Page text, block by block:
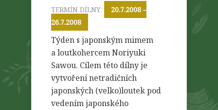
TERMÍN DÍLNY:
20.7.2008 –
26.7.2008
Týden s japonským mimem
a loutkohercem Noriyuki
Sawou. Cílem této dílny je
vytvoření netradičních
japonských (velko)loutek pod
vedením japonského